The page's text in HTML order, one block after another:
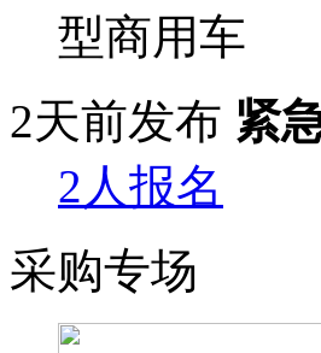
型商用车
2天前发布 紧
2人报名
采购专场